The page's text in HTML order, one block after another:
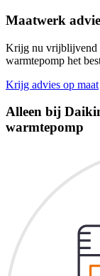
Maatwerk
Krijg nu vrijblijvend
warmtepomp het
Krijg advies op maat
Alleen bij
warmtepomp